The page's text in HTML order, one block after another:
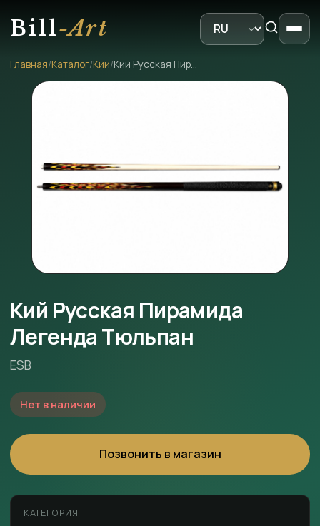
Bill-Art
Главная/Каталог/Кии/ Кий Русская Пирамида Легенда Тюльпан
Кий Русская Пирамида
Легенда Тюльпан
ESB
Нет в наличии
Позвонить в магазин
КАТЕГОРИЯ